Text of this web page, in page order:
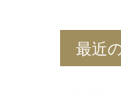
最近